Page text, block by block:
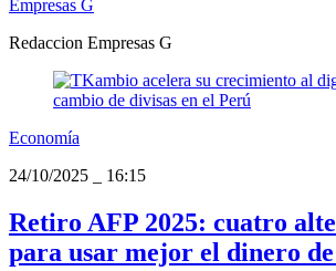
Empresas G
Redaccion Empresas G
Economía
24/10/2025
16:15
Retiro AFP 2025: cuatro
para usar mejor el dinero